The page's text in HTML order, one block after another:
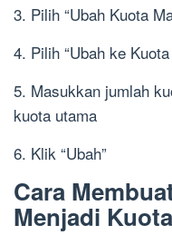
3. Pilih “Ubah Kuota
4. Pilih “Ubah ke
5. Masukkan jumlah
kuota utama
6. Klik “Ubah”
Cara
Menjadi